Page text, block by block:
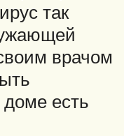
так
врачом
есть